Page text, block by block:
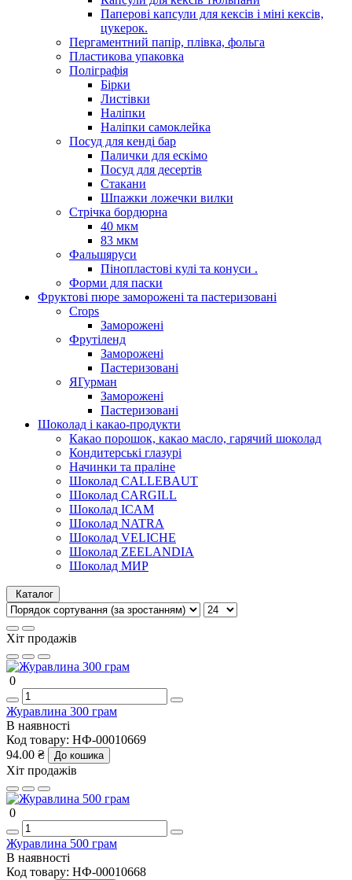
Паперові капсули для кексів і міні кексів,
цукерок.
Пергаментний папір, плівка, фольга
Пластикова упаковка
Поліграфія
Бірки
Листівки
Наліпки
Наліпки самоклейка
Посуд для кенді бар
Палички для ескімо
Посуд для десертів
Стакани
Шпажки ложечки вилки
Стрічка бордюрна
40 мкм
83 мкм
Фальшяруси
Пінопластові кулі та конуси .
Форми для паски
Фруктові пюре заморожені та пастеризовані
Crops
Заморожені
Фрутіленд
Заморожені
Пастеризовані
ЯГурман
Заморожені
Пастеризовані
Шоколад і какао-продукти
Какао порошок, какао масло, гарячий шоколад
Кондитерські глазурі
Начинки та праліне
Шоколад CALLEBAUT
Шоколад CARGILL
Шоколад ICAM
Шоколад NATRA
Шоколад VELICHE
Шоколад ZEELANDIA
Шоколад МИР
Каталог
Хіт продажів
0
Журавлина 300 грам
В наявності
Код товару: НФ-00010669
94.00 ₴
До кошика
Хіт продажів
0
Журавлина 500 грам
В наявності
Код товару: НФ-00010668